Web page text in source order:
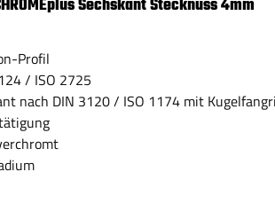
Sechskant Stecknuss 4mm
Profil
/ ISO 2725
nach DIN 3120 / ISO 1174 mit